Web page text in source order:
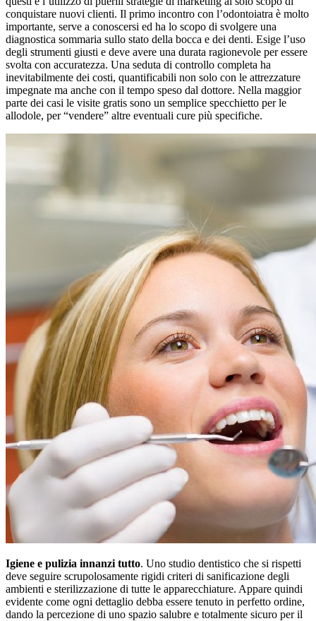
conquistare nuovi clienti. Il primo incontro con l’odontoiatra è molto
importante, serve a conoscersi ed ha lo scopo di svolgere una
diagnostica sommaria sullo stato della bocca e dei denti. Esige l’uso
degli strumenti giusti e deve avere una durata ragionevole per essere
svolta con accuratezza. Una seduta di controllo completa ha
inevitabilmente dei costi, quantificabili non solo con le attrezzature
impegnate ma anche con il tempo speso dal dottore. Nella maggior
parte dei casi le visite gratis sono un semplice specchietto per le
allodole, per “vendere” altre eventuali cure più specifiche.
Igiene e pulizia innanzi tutto. Uno studio dentistico che si rispetti
deve seguire scrupolosamente rigidi criteri di sanificazione degli
ambienti e sterilizzazione di tutte le apparecchiature. Appare quindi
evidente come ogni dettaglio debba essere tenuto in perfetto ordine,
dando la percezione di uno spazio salubre e totalmente sicuro per il